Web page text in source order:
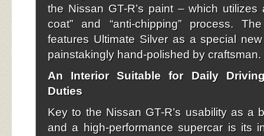
the Nissan GT-R’s paint – which utilizes
coat” and “anti-chipping” process.
features Ultimate Silver as a special
painstakingly hand-polished by craftsman.
An Interior Suitable for Daily
Duties
Key to the Nissan GT-R’s usability as a
and a high-performance supercar is its